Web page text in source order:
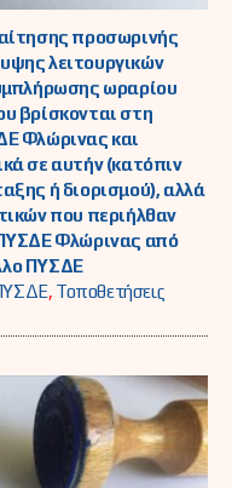
προσωρινής
λειτουργικών
ωραρίου
βρίσκονται στη
Φλώρινας και
σε αυτήν (κατόπιν
ή διορισμού), αλλά
που περιήλθαν
Φλώρινας από
ΠΥΣΔΕ
, Τοποθετήσεις